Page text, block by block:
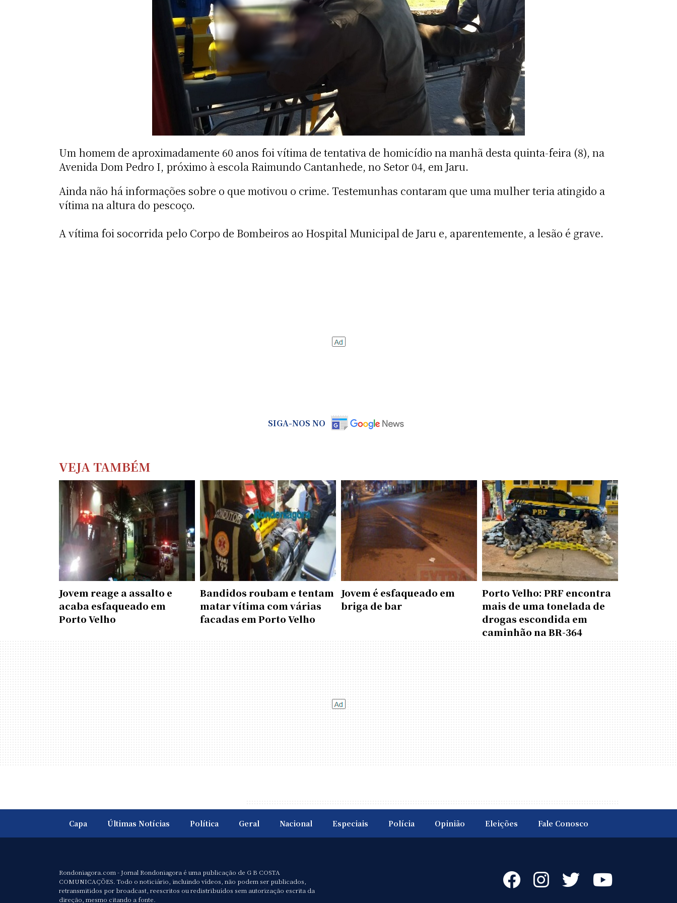
Um homem de aproximadamente 60 anos foi vítima de tentativa de homicídio na manhã desta quinta-feira (8), na
Avenida Dom Pedro I, próximo à escola Raimundo Cantanhede, no Setor 04, em Jaru.
Ainda não há informações sobre o que motivou o crime. Testemunhas contaram que uma mulher teria atingido a
vítima na altura do pescoço.
A vítima foi socorrida pelo Corpo de Bombeiros ao Hospital Municipal de Jaru e, aparentemente, a lesão é grave.
SIGA-NOS NO
VEJA TAMBÉM
Jovem reage a assalto e
acaba esfaqueado em
Porto Velho
Bandidos roubam e tentam
matar vítima com várias
facadas em Porto Velho
Jovem é esfaqueado em
briga de bar
Porto Velho: PRF encontra
mais de uma tonelada de
drogas escondida em
caminhão na BR-364
Capa Últimas Notícias Política Geral Nacional Especiais Polícia Opinião Eleições Fale Conosco
Rondoniagora.com - Jornal Rondoniagora é uma publicação de G B COSTA
COMUNICAÇÕES. Todo o noticiário, incluindo vídeos, não podem ser publicados,
retransmitidos por broadcast, reescritos ou redistribuídos sem autorização escrita da
direção, mesmo citando a fonte.